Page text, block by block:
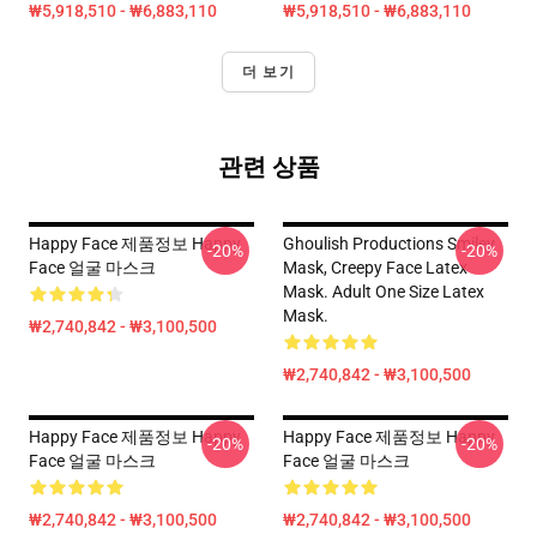
₩5,918,510 - ₩6,883,110 ₩5,918,510 - ₩6,883,110
더 보기
관련 상품
Happy Face 제품정보 Happy
Face 얼굴 마스크
₩2,740,842 - ₩3,100,500
-20%
Ghoulish Productions Smiley
Mask, Creepy Face Latex
Mask. Adult One Size Latex
Mask.
₩2,740,842 - ₩3,100,500
-20%
Happy Face 제품정보 Happy
Face 얼굴 마스크
₩2,740,842 - ₩3,100,500
-20%
Happy Face 제품정보 Happy
Face 얼굴 마스크
₩2,740,842 - ₩3,100,500
-20%